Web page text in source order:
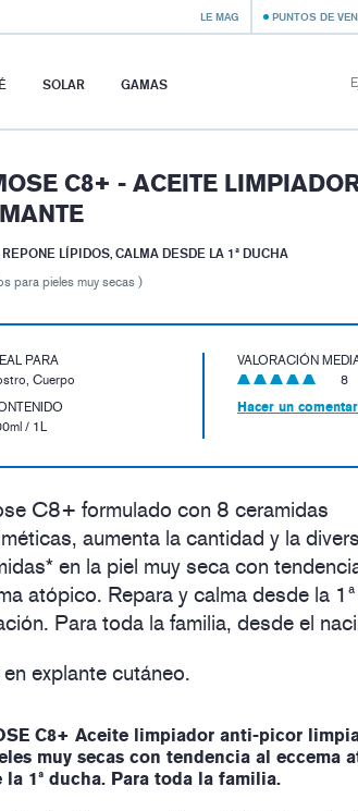
LE MAG PUNTOS DE
SOLAR GAMAS
C8+ - ACEITE
LÍPIDOS, CALMA DESDE LA 1ª DUCHA
para pieles muy secas )
PARA
Cuerpo
/ 1L
VALORACIÓN
8
Hacer un
C8+ formulado con 8 ceramidas
aumenta la cantidad y la
en la piel muy seca con
atópico. Repara y calma desde la 1ª
Para toda la familia, desde el
explante cutáneo.
C8+ Aceite limpiador anti-picor
muy secas con tendencia al eccema
la 1ª ducha. Para toda la familia.